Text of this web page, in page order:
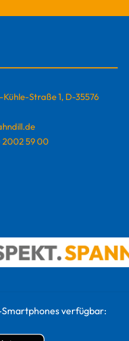
Straße 1, D-35576
2002 59 00
verfügbar: